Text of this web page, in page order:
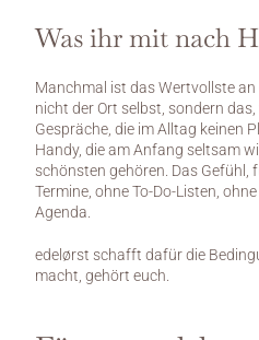
Was ihr mit nach
Manchmal ist das Wertvollste
nicht der Ort selbst, sondern
Gespräche, die im Alltag keinen
Handy, die am Anfang seltsam
schönsten gehören. Das Gefühl,
Termine, ohne To-Do-Listen,
Agenda.
edelørst schafft dafür die
macht, gehört euch.